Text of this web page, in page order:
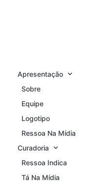
Apresentação
Sobre
Equipe
Logotipo
Ressoa Na Mídia
Curadoria
Ressoa Indica
Tá Na Mídia